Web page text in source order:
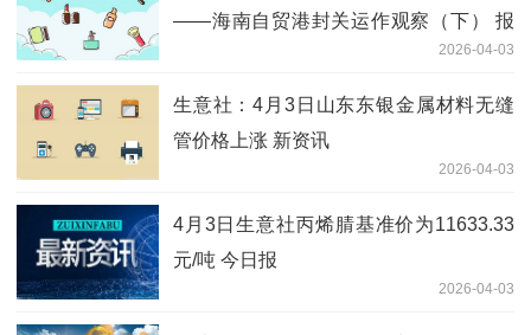
——海南自贸港封关运作观察（下） 报
2026-04-03
生意社：4月3日山东东银金属材料无缝
管价格上涨 新资讯
2026-04-03
4月3日生意社丙烯腈基准价为11633.33
元/吨 今日报
2026-04-03